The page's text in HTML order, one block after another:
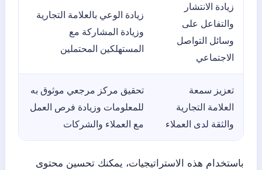
زيادة الانتشار
والتفاعل على
وسائل التواصل
الاجتماعي
زيادة الوعي بالعلامة التجارية
وزيادة المشاركة مع
المستهلكين المحتملين
تعزيز سمعة
العلامة التجارية
والثقة لدى العملاء
تحقيق مركز مرجعي موثوق به
للمعلومات وزيادة فرص العمل
مع العملاء والشركات
باستخدام هذه الاستراتيجيات، يمكنك تحسين محتوى